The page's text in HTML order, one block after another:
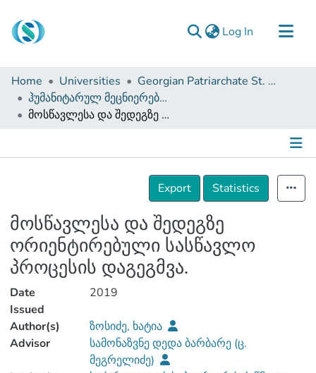
Log In (current)
Communities & Collections
Browse
Documentation
Home Universities
Georgian Patriarchate St. Tbel Abuseridze Teaching University
ჰუმანიტარულ მეცნიერებათა და განათლების ფაკულტეტი (სამაგისტრო ნაშრომები)
მოსწავლესა და შედეგზე ორიენტირებული სასწავლო პროცესის დაგეგმვა.
Details
Export
Statistics
მოსწავლესა და შედეგზე
ორიენტირებული სასწავლო
პროცესის დაგეგმვა.
Date
Issued
2019
Author(s)
ზოსიძე, ხატია
Advisor
სამონაზვნე დედა ბარბარე (ც.
მეგრელიძე)